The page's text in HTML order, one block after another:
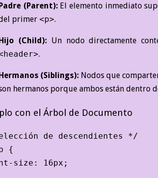
(Parent):El elemento inmediato
primer <p>.
(Child):Un nodo directamente
.
(Siblings): Nodos que
hermanos porque ambos están dentro
con el Árbol de Documento
de descendientes */
{
size: 16px;